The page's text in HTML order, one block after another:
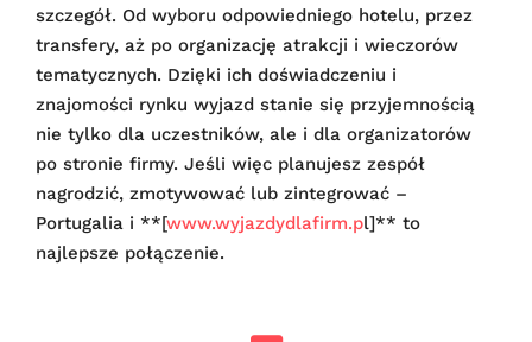
szczegół. Od wyboru odpowiedniego hotelu, przez
transfery, aż po organizację atrakcji i wieczorów
tematycznych. Dzięki ich doświadczeniu i
znajomości rynku wyjazd stanie się przyjemnością
nie tylko dla uczestników, ale i dla organizatorów
po stronie firmy. Jeśli więc planujesz zespół
nagrodzić, zmotywować lub zintegrować –
Portugalia i **[www.wyjazdydlafirm.pl]** to
najlepsze połączenie.